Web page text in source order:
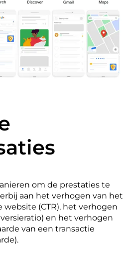
om de prestaties te
aan het verhogen van het
website (CTR), het verhogen
en het verhogen
van een transactie